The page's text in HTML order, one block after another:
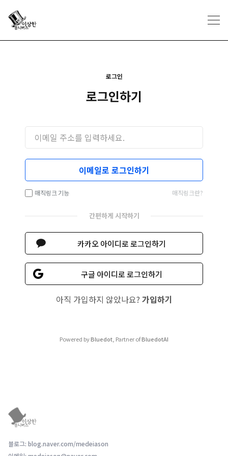
로그인
로그인하기
이메일로 로그인하기
매직링크 기능 매직링크란?
간편하게 시작하기
카카오 아이디로 로그인하기
구글 아이디로 로그인하기
아직 가입하지 않았나요? 가입하기
Powered byBluedot , Partner ofBluedotAI
블로그: blog.naver.com/medeiason